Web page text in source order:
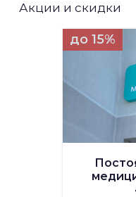
Акции и скидки
до 15%